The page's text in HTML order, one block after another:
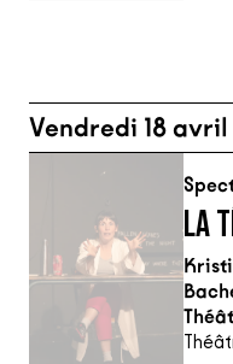
Vendredi 18 avril
LA